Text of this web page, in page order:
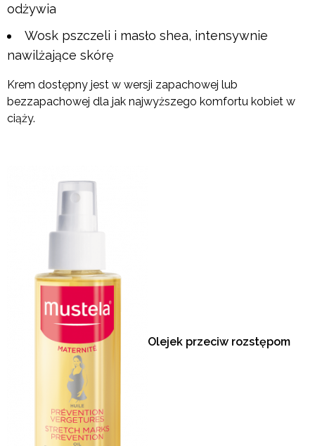
odżywia
Wosk pszczeli i masło shea, intensywnie
nawilżające skórę
Krem dostępny jest w wersji zapachowej lub
bezzapachowej dla jak najwyższego komfortu kobiet w
ciąży.
Olejek przeciw rozstępom